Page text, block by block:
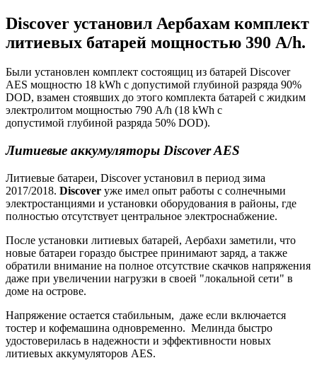
Discover установил Аербахам комплект
литиевых батарей мощностью 390 A/h.
Были установлен комплект состоящиц из батарей Discover
AES мощностю 18 kWh с допустимой глубиной разряда 90%
DOD, взамен стоявших до этого комплекта батарей с жидким
электролитом мощностью 790 A/h (18 kWh с
допустимой глубиной разряда 50% DOD).
Литиевые аккумуляторы Discover AES
Литиевые батареи, Discover установил в период зима
2017/2018. Discover уже имел опыт работы с солнечными
электростанциями и установки оборудования в районы, где
полностью отсутствует центральное электроснабжение.
После установки литиевых батарей, Аербахи заметили, что
новые батареи гораздо быстрее принимают заряд, а также
обратили внимание на полное отсутствие скачков напряжения
даже при увеличении нагрузки в своей "локальной сети" в
доме на острове.
Напряжение остается стабильным, даже если включается
тостер и кофемашина одновременно. Мелинда быстро
удостоверилась в надежности и эффективности новых
литиевых аккумуляторов AES.